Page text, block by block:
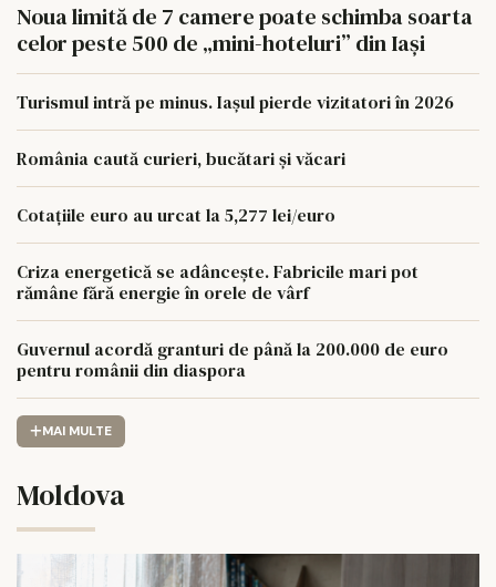
Noua limită de 7 camere poate schimba soarta
celor peste 500 de „mini-hoteluri” din Iași
Turismul intră pe minus. Iașul pierde vizitatori în 2026
România caută curieri, bucătari și văcari
Cotațiile euro au urcat la 5,277 lei/euro
Criza energetică se adâncește. Fabricile mari pot
rămâne fără energie în orele de vârf
Guvernul acordă granturi de până la 200.000 de euro
pentru românii din diaspora
MAI MULTE
Moldova